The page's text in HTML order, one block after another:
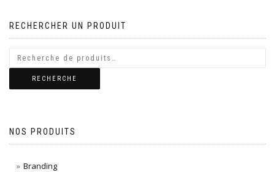
l’article
RECHERCHER UN PRODUIT
RECHERCHE
NOS PRODUITS
Branding